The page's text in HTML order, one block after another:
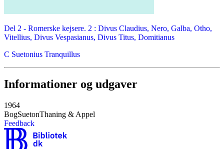
Del 2 - Romerske kejsere. 2 : Divus Claudius, Nero, Galba, Otho,
Vitellius, Divus Vespasianus, Divus Titus, Domitianus
C Suetonius Tranquillus
Informationer og udgaver
1964
BogSuetonThaning & Appel
Feedback